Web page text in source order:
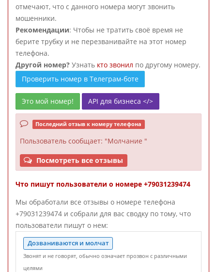
отмечают, что с данного номера могут звонить
мошенники.
Рекомендации: Чтобы не тратить своё время не
берите трубку и не перезванивайте на этот номер
телефона.
Другой номер? Узнать кто звонил по другому номеру.
Проверить номер в Телеграм-боте
Это мой номер! API для бизнеса </>
Последний отзыв к номеру телефона
Пользователь сообщает: "Молчание "
Посмотреть все отзывы
Что пишут пользователи о номере +79031239474
Мы обработали все отзывы о номере телефона
+79031239474 и собрали для вас сводку по тому, что
пользователи пишут о нем:
Дозваниваются и молчат
Звонят и не говорят, обычно означает прозвон с различными
целями